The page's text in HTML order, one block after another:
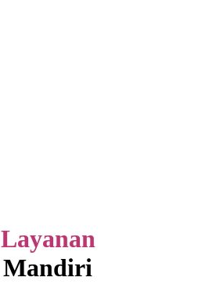
Layanan
Mandiri